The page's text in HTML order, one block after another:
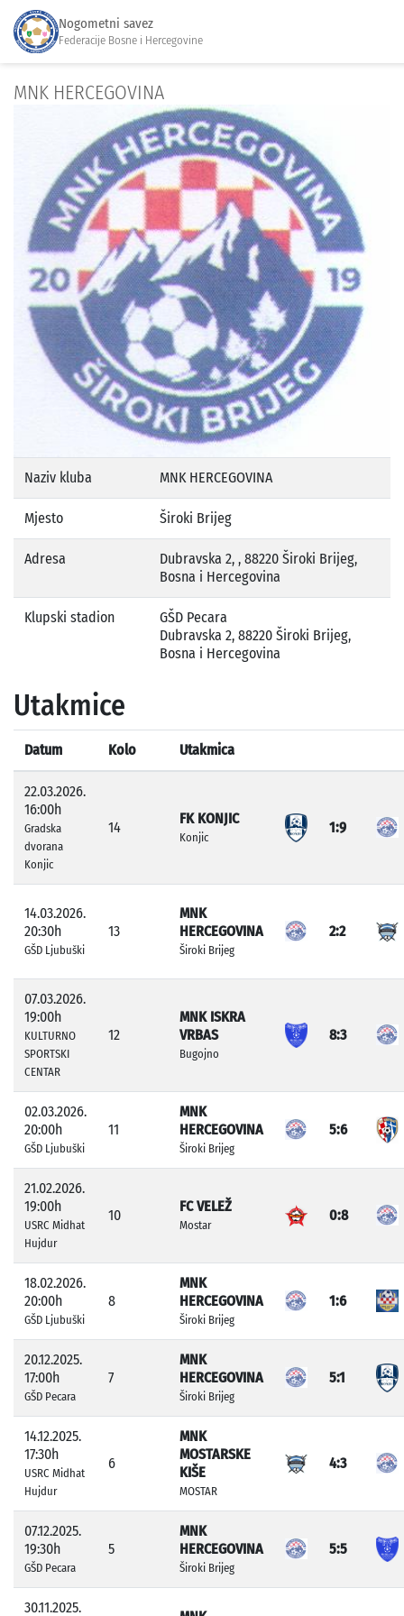
Nogometni savez
Federacije Bosne i Hercegovine
MNK HERCEGOVINA
Naziv kluba MNK HERCEGOVINA
Mjesto Široki Brijeg
Adresa
Dubravska 2, , 88220 Široki Brijeg,
Bosna i Hercegovina
Klupski stadion
GŠD Pecara
Dubravska 2, 88220 Široki Brijeg,
Bosna i Hercegovina
Utakmice
Datum Kolo Utakmica
22.03.2026.
16:00h
Gradska
dvorana
Konjic
14
FK KONJIC
Konjic
1:9
14.03.2026.
20:30h
GŠD Ljubuški
13
MNK
HERCEGOVINA
Široki Brijeg
2:2
07.03.2026.
19:00h
KULTURNO
SPORTSKI
CENTAR
12
MNK ISKRA
VRBAS
Bugojno
8:3
02.03.2026.
20:00h
GŠD Ljubuški
11
MNK
HERCEGOVINA
Široki Brijeg
5:6
21.02.2026.
19:00h
USRC Midhat
Hujdur
10
FC VELEŽ
Mostar
0:8
18.02.2026.
20:00h
GŠD Ljubuški
8
MNK
HERCEGOVINA
Široki Brijeg
1:6
20.12.2025.
17:00h
GŠD Pecara
7
MNK
HERCEGOVINA
Široki Brijeg
5:1
14.12.2025.
17:30h
USRC Midhat
Hujdur
6
MNK
MOSTARSKE
KIŠE
MOSTAR
4:3
07.12.2025.
19:30h
GŠD Pecara
5
MNK
HERCEGOVINA
Široki Brijeg
5:5
30.11.2025.